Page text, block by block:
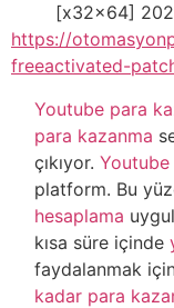
[x32x64]
https://
freeactivated-
Youtube para
para kazanma
çıkıyor.
platform. Bu
hesaplama
kısa süre içinde
faydalanmak
kadar para